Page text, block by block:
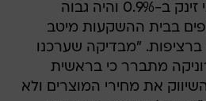
לאחר שמדד חודש יוני זינק ב-0.9% והיה גבוה
בבית ההשקעות מיטב
ברציפות. "מבדיקה שערכנו
מתברר כי בראשית
את מחירי המוצרים ולא